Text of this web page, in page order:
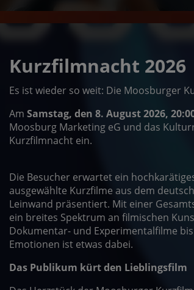
Kurzfilmnacht 2026
Es ist wieder so weit: Die Moosburger
Am Samstag, den 8. August 2026,
Moosburg Marketing eG und das
Kurzfilmnacht ein.
Die Besucher erwartet ein
ausgewählte Kurzfilme aus dem
Leinwand präsentiert. Mit einer
ein breites Spektrum an filmischen
Dokumentar- und Experimentalfilme
Emotionen ist etwas dabei.
Das Publikum kürt den Lieblingsfilm